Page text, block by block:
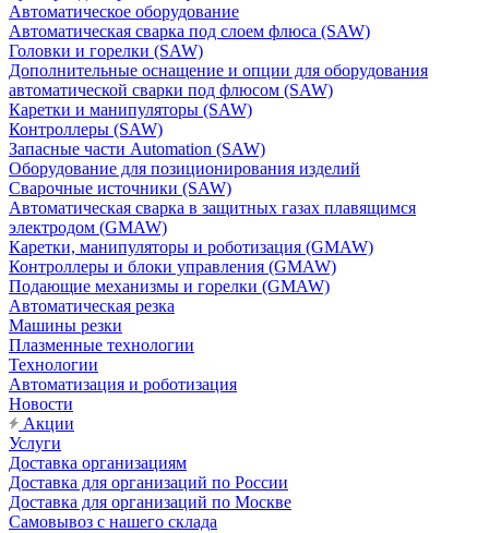
Автоматическое оборудование
Автоматическая сварка под слоем флюса (SAW)
Головки и горелки (SAW)
Дополнительные оснащение и опции для оборудования
автоматической сварки под флюсом (SAW)
Каретки и манипуляторы (SAW)
Контроллеры (SAW)
Запасные части Automation (SAW)
Оборудование для позиционирования изделий
Сварочные источники (SAW)
Автоматическая сварка в защитных газах плавящимся
электродом (GMAW)
Каретки, манипуляторы и роботизация (GMAW)
Контроллеры и блоки управления (GMAW)
Подающие механизмы и горелки (GMAW)
Автоматическая резка
Машины резки
Плазменные технологии
Технологии
Автоматизация и роботизация
Новости
Акции
Услуги
Доставка организациям
Доставка для организаций по России
Доставка для организаций по Москве
Самовывоз с нашего склада